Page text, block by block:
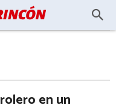
en un